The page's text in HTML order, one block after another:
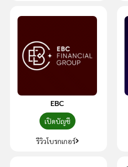
EBC
เปิดบัญชี
รีวิวโบรกเกอร์